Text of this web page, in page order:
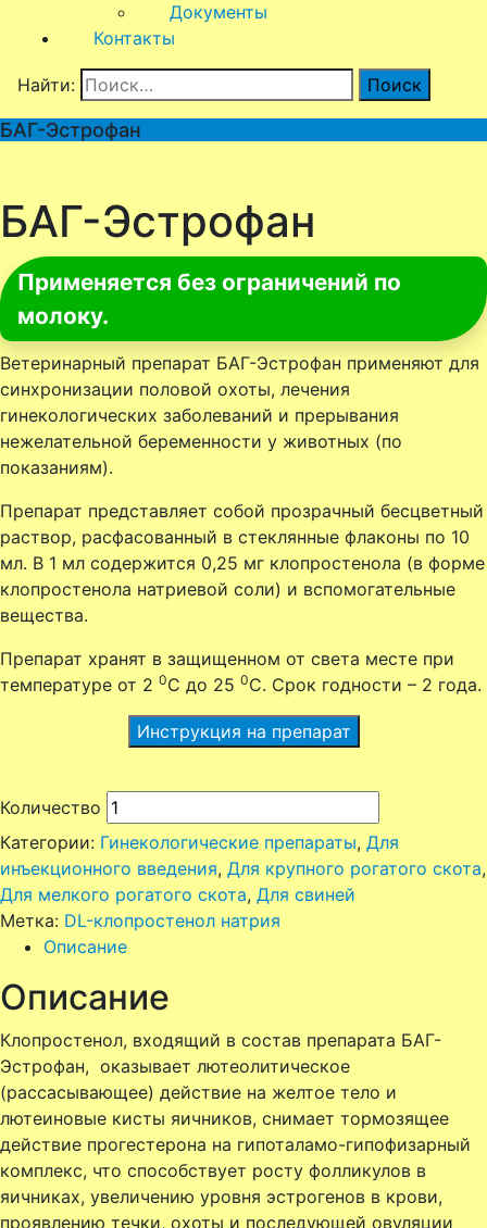
Документы
Контакты
Найти:
БАГ-Эстрофан
БАГ-Эстрофан
Применяется без ограничений по
молоку.
Ветеринарный препарат БАГ-Эстрофан применяют для
синхронизации половой охоты, лечения
гинекологических заболеваний и прерывания
нежелательной беременности у животных (по
показаниям).
Препарат представляет собой прозрачный бесцветный
раствор, расфасованный в стеклянные флаконы по 10
мл. В 1 мл содержится 0,25 мг клопростенола (в форме
клопростенола натриевой соли) и вспомогательные
вещества.
Препарат хранят в защищенном от света месте при
температуре от 2 0C до 25 0С. Срок годности – 2 года.
Инструкция на препарат
Количество
Категории: Гинекологические препараты, Для
инъекционного введения, Для крупного рогатого скота,
Для мелкого рогатого скота, Для свиней
Метка: DL-клопростенол натрия
Описание
Описание
Клопростенол, входящий в состав препарата БАГ-
Эстрофан, оказывает лютеолитическое
(рассасывающее) действие на желтое тело и
лютеиновые кисты яичников, снимает тормозящее
действие прогестерона на гипоталамо-гипофизарный
комплекс, что способствует росту фолликулов в
яичниках, увеличению уровня эстрогенов в крови,
проявлению течки, охоты и последующей овуляции